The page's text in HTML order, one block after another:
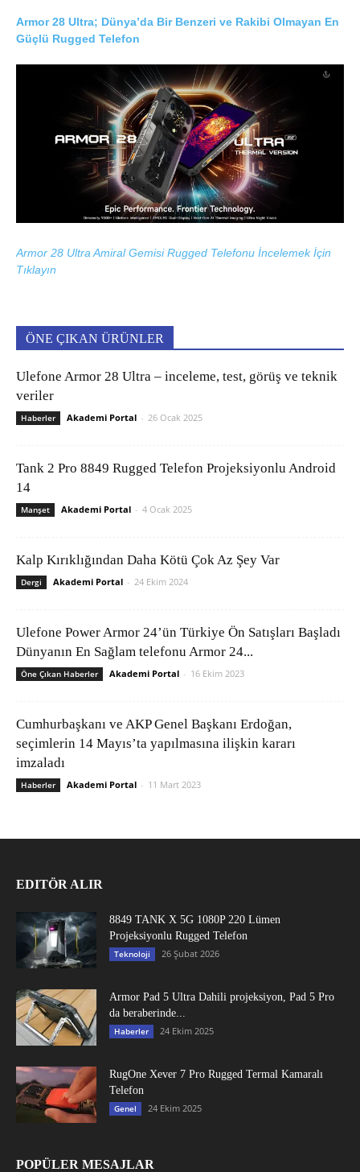
Armor 28 Ultra; Dünya’da Bir Benzeri ve Rakibi Olmayan En
Güçlü Rugged Telefon
Armor 28 Ultra Amiral Gemisi Rugged Telefonu İncelemek İçin
Tıklayın
ÖNE ÇIKAN ÜRÜNLER
Ulefone Armor 28 Ultra – inceleme, test, görüş ve teknik
veriler
Haberler Akademi Portal - 26 Ocak 2025
Tank 2 Pro 8849 Rugged Telefon Projeksiyonlu Android
14
Manşet Akademi Portal - 4 Ocak 2025
Kalp Kırıklığından Daha Kötü Çok Az Şey Var
Dergi Akademi Portal - 24 Ekim 2024
Ulefone Power Armor 24’ün Türkiye Ön Satışları Başladı
Dünyanın En Sağlam telefonu Armor 24...
Öne Çıkan Haberler Akademi Portal - 16 Ekim 2023
Cumhurbaşkanı ve AKP Genel Başkanı Erdoğan,
seçimlerin 14 Mayıs’ta yapılmasına ilişkin kararı
imzaladı
Haberler Akademi Portal - 11 Mart 2023
EDITÖR ALIR
8849 TANK X 5G 1080P 220 Lümen
Projeksiyonlu Rugged Telefon
Teknoloji 26 Şubat 2026
Armor Pad 5 Ultra Dahili projeksiyon, Pad 5 Pro
da beraberinde...
Haberler 24 Ekim 2025
RugOne Xever 7 Pro Rugged Termal Kamaralı
Telefon
Genel 24 Ekim 2025
POPÜLER MESAJLAR